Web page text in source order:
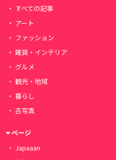
すべての記事
アート
ファッション
雑貨・インテリア
グルメ
観光・地域
暮らし
古写真
ページ
Japaaan